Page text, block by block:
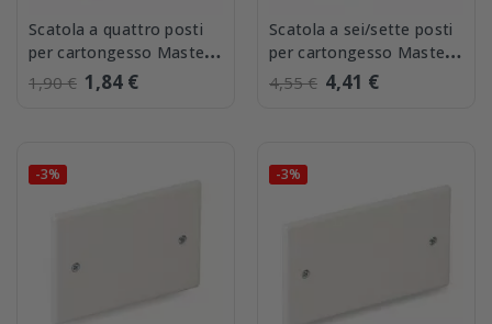
Scatola a quattro posti
per cartongesso Master
00404
1,90 € 1,84 €
Scatola a sei/sette posti
per cartongesso Master
00406
4,55 € 4,41 €
-3% -3%